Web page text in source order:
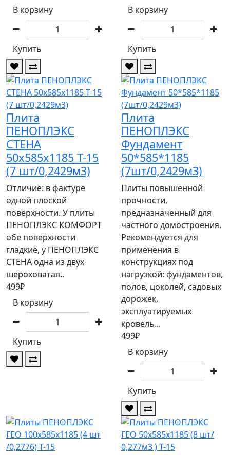
В корзину
Купить
В корзину
Купить
Плита
ПЕНОПЛЭКС
СТЕНА
50х585х1185 Т-15
(7 шт/0,2429м3)
Отличие: в фактуре
одной плоской
поверхности. У плиты
ПЕНОПЛЭКС КОМФОРТ
обе поверхности
гладкие, у ПЕНОПЛЭКС
СТЕНА одна из двух
шероховатая..
499₽
В корзину
Купить
Плита
ПЕНОПЛЭКС
Фундамент
50*585*1185
(7шт/0,2429м3)
Плиты повышенной
прочности,
предназначенный для
частного домостроения.
Рекомендуется для
применения в
конструкциях под
нагрузкой: фундаментов,
полов, цоколей, садовых
дорожек,
эксплуатируемых
кровель...
499₽
В корзину
Купить